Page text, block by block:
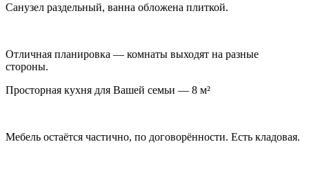
Санузел раздельный, ванна обложена плиткой.
Отличная планировка — комнаты выходят на разные
стороны.
Просторная кухня для Вашей семьи — 8 м²
Мебель остаётся частично, по договорённости. Есть кладовая.